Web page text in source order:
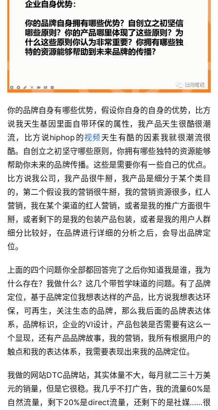
你的品牌自身有哪些优势，假设你自身的自身的优势，比方
说我天生基因里面自带环保的属性，我产品天生很酷很潮
流，比方说hiphop的视频天生有酷的因素我就很潮流很
酷。自创立之初坚守哪些原则，你拥有哪些独特的资源能够
帮助你未来的品牌传播。这些是需要你有一些自己的优点。
比方说我公司，我产品很牛掰，我产品是细分于某个类目
的，第二个假设我的营销很牛掰，我的营销资源很多，红人
营销，我在某个渠道的红人营销，或者是我的推广方面很牛
掰，或者剩下的是我的包装产品包装，或者是我的用户人群
细分比较好，在品牌进行详细的分析之后，会导出品牌定
位。
上面的四个问题你全部都回答完了之后你知道我是谁，我为
什么存在？我做什么？这几个带哲学味道的问题。有了品牌
定位，基于品牌定位我想表达样的产品，比方说我想表达环
保，可再生，关注生态的品牌，那么我后面的品牌表达体
系，品牌标识，企业的VI设计，产品包装是否需要有这么一
个显现，还有产品品牌故事，我的营销，我所有根据用户的
触点和我的表达体系，我需要表现出来我的品牌定位。
我做的网站DTC品牌站，其实体量不大，每月就二三十万美
元的销量，但是它很稳。我几乎不打广告，我的流量60%是
自然流量，剩下20%是direct流量，还剩下的是社媒……很